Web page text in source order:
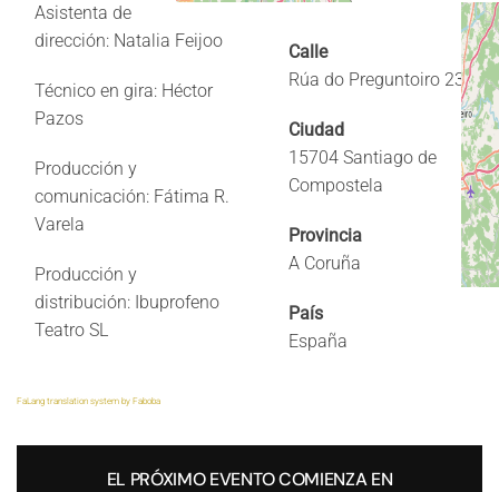
Asistenta de
dirección: Natalia Feijoo
Técnico en gira: Héctor
Pazos
Producción y
comunicación: Fátima R.
Varela
Producción y
distribución: Ibuprofeno
Teatro SL
Calle
Rúa do Preguntoiro 23
Ciudad
15704 Santiago de
Compostela
Provincia
A Coruña
País
España
FaLang translation system by Faboba
EL PRÓXIMO EVENTO COMIENZA EN